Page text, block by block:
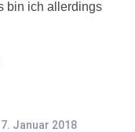
bin ich allerdings
7. Januar 2018